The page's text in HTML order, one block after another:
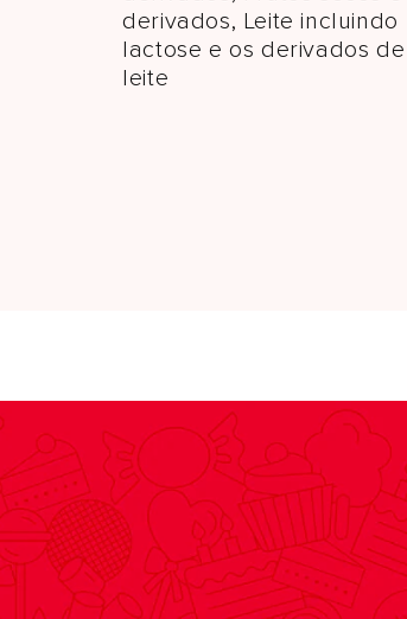
derivados, Leite incluindo
lactose e os derivados de
leite